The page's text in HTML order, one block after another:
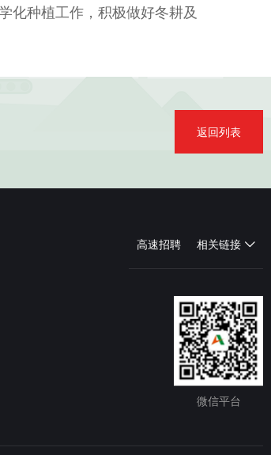
种植工作，积极做好冬耕及
返回列表
高速招聘 相关链接
微信平台